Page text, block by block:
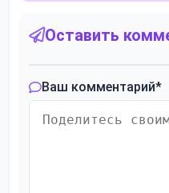
Оставить
Ваш комментарий*